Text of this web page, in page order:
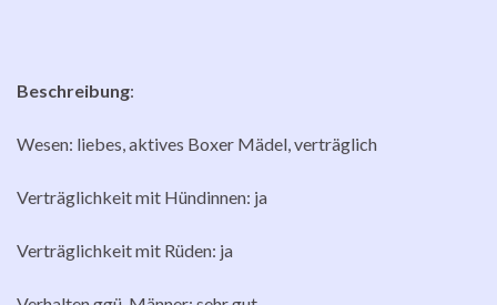
Beschreibung:
Wesen: liebes, aktives Boxer Mädel, verträglich
Verträglichkeit mit Hündinnen: ja
Verträglichkeit mit Rüden: ja